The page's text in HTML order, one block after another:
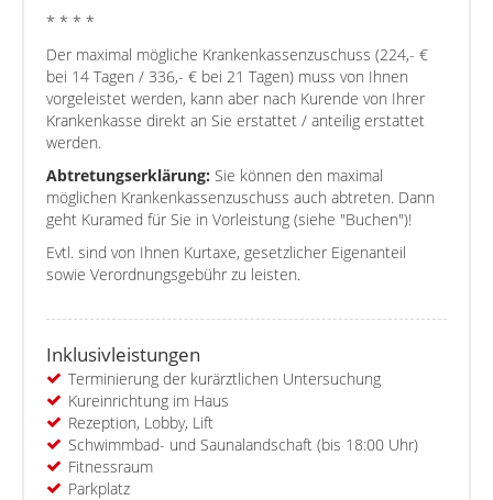
* * * *
Der maximal mögliche Krankenkassenzuschuss (224,- €
bei 14 Tagen / 336,- € bei 21 Tagen) muss von Ihnen
vorgeleistet werden, kann aber nach Kurende von Ihrer
Krankenkasse direkt an Sie erstattet / anteilig erstattet
werden.
Abtretungserklärung: Sie können den maximal
möglichen Krankenkassenzuschuss auch abtreten. Dann
geht Kuramed für Sie in Vorleistung (siehe "Buchen")!
Evtl. sind von Ihnen Kurtaxe, gesetzlicher Eigenanteil
sowie Verordnungsgebühr zu leisten.
Inklusivleistungen
Terminierung der kurärztlichen Untersuchung
Kureinrichtung im Haus
Rezeption, Lobby, Lift
Schwimmbad- und Saunalandschaft (bis 18:00 Uhr)
Fitnessraum
Parkplatz